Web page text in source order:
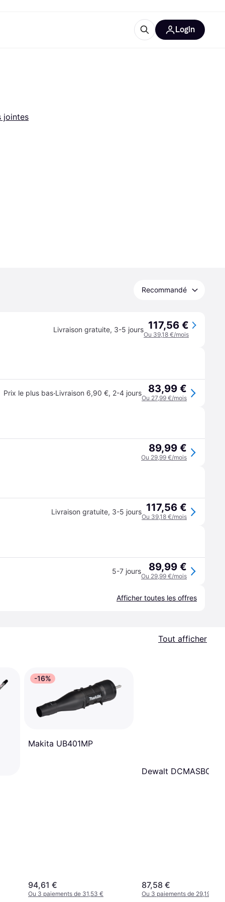
Login
jointes
Recommandé
Livraison gratuite, 3-5 jours 117,56 €
Ou 39,18 €/mois
Prix le plus bas·Livraison 6,90 €, 2-4 jours 83,99 €
Ou 27,99 €/mois
89,99 €
Ou 29,99 €/mois
Livraison gratuite, 3-5 jours 117,56 €
Ou 39,18 €/mois
5-7 jours 89,99 €
Ou 29,99 €/mois
Afficher toutes les offres
Tout afficher
-16%
Makita UB401MP
94,61 €
Ou 3 paiements de 31,53 €
Dewalt
87,58 €
Ou 3 paiements de 29,19 €